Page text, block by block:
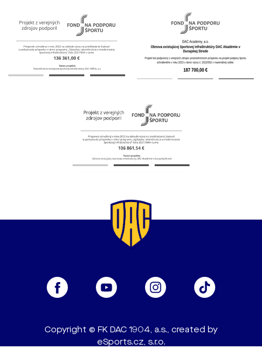
Copyright © FK DAC 1904, a.s., created by
eSports.cz, s.r.o.